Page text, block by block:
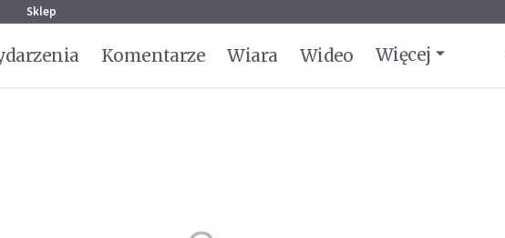
Sklep
Komentarze Wiara Wideo Więcej